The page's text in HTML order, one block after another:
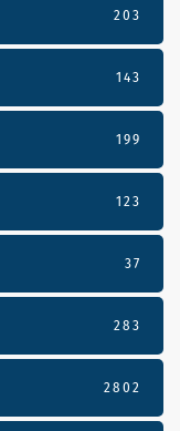
203
143
199
123
37
283
2802